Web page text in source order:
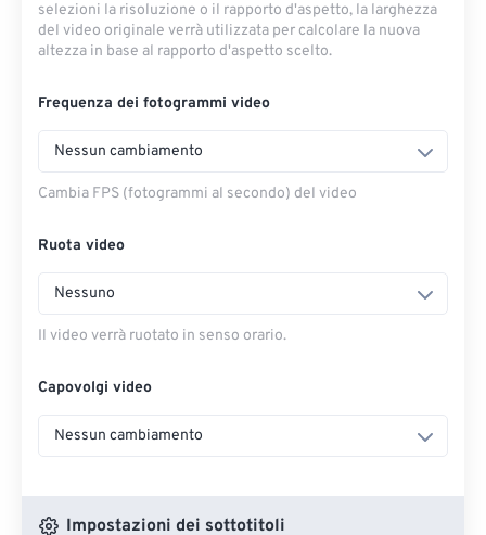
selezioni la risoluzione o il rapporto d'aspetto, la larghezza
del video originale verrà utilizzata per calcolare la nuova
altezza in base al rapporto d'aspetto scelto.
Frequenza dei fotogrammi video
Nessun cambiamento
Cambia FPS (fotogrammi al secondo) del video
Ruota video
Nessuno
Il video verrà ruotato in senso orario.
Capovolgi video
Nessun cambiamento
Impostazioni dei sottotitoli